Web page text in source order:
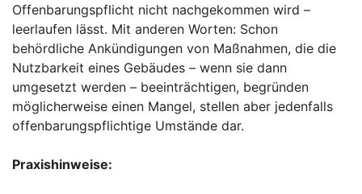
Offenbarungspflicht nicht nachgekommen wird –
leerlaufen lässt. Mit anderen Worten: Schon
behördliche Ankündigungen von Maßnahmen, die die
Nutzbarkeit eines Gebäudes – wenn sie dann
umgesetzt werden – beeinträchtigen, begründen
möglicherweise einen Mangel, stellen aber jedenfalls
offenbarungspflichtige Umstände dar.
Praxishinweise: